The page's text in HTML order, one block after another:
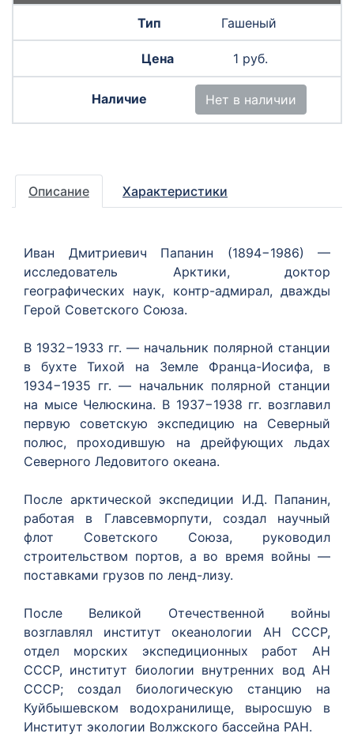
Гашеный
1 руб.
Нет в наличии
Описание Характеристики
Иван Дмитриевич Папанин (1894−1986) —
исследователь Арктики, доктор
географических наук, контр-адмирал, дважды
Герой Советского Союза.
В 1932−1933 гг. — начальник полярной станции
в бухте Тихой на Земле Франца-Иосифа, в
1934−1935 гг. — начальник полярной станции
на мысе Челюскина. В 1937−1938 гг. возглавил
первую советскую экспедицию на Северный
полюс, проходившую на дрейфующих льдах
Северного Ледовитого океана.
После арктической экспедиции И.Д. Папанин,
работая в Главсевморпути, создал научный
флот Советского Союза, руководил
строительством портов, а во время войны —
поставками грузов по ленд-лизу.
После Великой Отечественной войны
возглавлял институт океанологии АН СССР,
отдел морских экспедиционных работ АН
СССР, институт биологии внутренних вод АН
СССР; создал биологическую станцию на
Куйбышевском водохранилище, выросшую в
Институт экологии Волжского бассейна PAH.